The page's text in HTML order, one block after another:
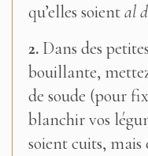
qu’elles soiental
2. Dans des
bouillante,
de soude (pour
blanchir vos
soient cuits,